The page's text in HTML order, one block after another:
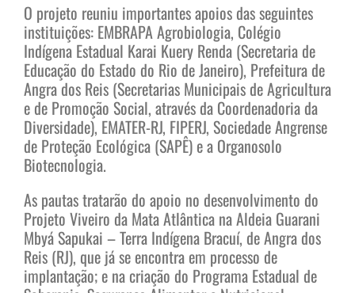
O projeto reuniu importantes apoios das seguintes
instituições: EMBRAPA Agrobiologia, Colégio
Indígena Estadual Karai Kuery Renda (Secretaria de
Educação do Estado do Rio de Janeiro), Prefeitura de
Angra dos Reis (Secretarias Municipais de Agricultura
e de Promoção Social, através da Coordenadoria da
Diversidade), EMATER-RJ, FIPERJ, Sociedade Angrense
de Proteção Ecológica (SAPÊ) e a Organosolo
Biotecnologia.
As pautas tratarão do apoio no desenvolvimento do
Projeto Viveiro da Mata Atlântica na Aldeia Guarani
Mbyá Sapukai – Terra Indígena Bracuí, de Angra dos
Reis (RJ), que já se encontra em processo de
implantação; e na criação do Programa Estadual de